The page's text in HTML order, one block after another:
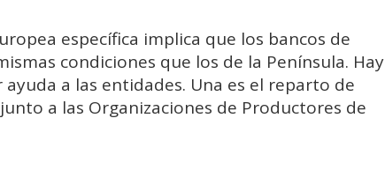
específica implica que los bancos de
condiciones que los de la Península. Hay
a las entidades. Una es el reparto de
a las Organizaciones de Productores de